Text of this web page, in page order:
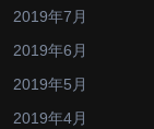
2019年7月
2019年6月
2019年5月
2019年4月